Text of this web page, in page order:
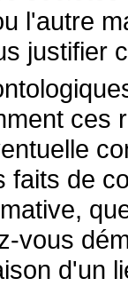
l'autre
justifier
ces
faits de
vous
d'un